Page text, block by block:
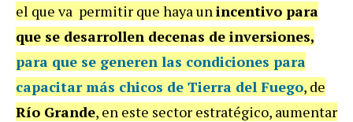
el que va permitir que haya unincentivo para
que se desarrollen decenas de inversiones,
para que se generen las condiciones para
capacitar más chicos de Tierra del Fuego, de
Río Grande, en este sector estratégico, aumentar